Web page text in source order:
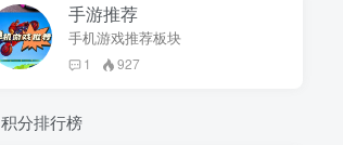
手游推荐
手机游戏推荐板块
1 927
积分排行榜